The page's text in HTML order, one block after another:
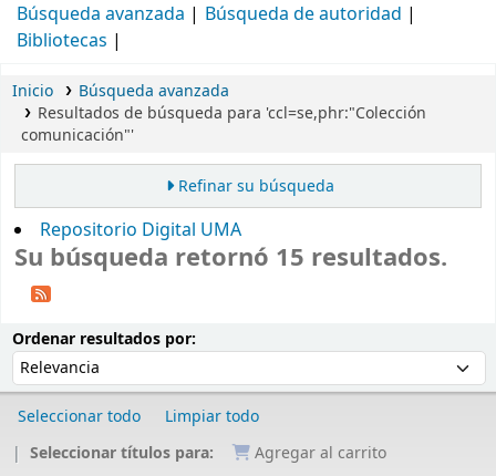
Búsqueda avanzada
Búsqueda de autoridad
Bibliotecas
Inicio
Búsqueda avanzada
Resultados de búsqueda para 'ccl=se,phr:"Colección
comunicación"'
Refinar su búsqueda
Repositorio Digital UMA
Su búsqueda retornó 15 resultados.
Ordenar resultados por:
Seleccionar todo
Limpiar todo
Seleccionar títulos para:
Agregar al carrito